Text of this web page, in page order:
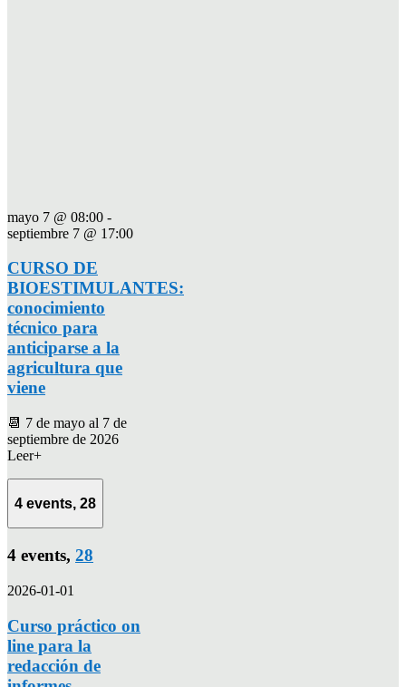
mayo 7 @ 08:00 -
septiembre 7 @ 17:00
CURSO DE
BIOESTIMULANTES:
conocimiento
técnico para
anticiparse a la
agricultura que
viene
📆 7 de mayo al 7 de
septiembre de 2026
Leer+
4 events, 28
4 events, 28
2026-01-01
Curso práctico on
line para la
redacción de